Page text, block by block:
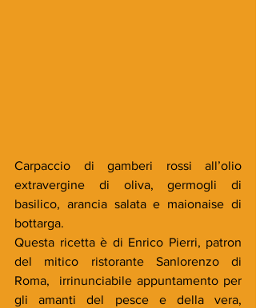
Carpaccio di gamberi rossi all’olio
extravergine di oliva, germogli di
basilico, arancia salata e maionaise di
bottarga.
Questa ricetta è di Enrico Pierri, patron
del mitico ristorante Sanlorenzo di
Roma,  irrinunciabile appuntamento per
gli amanti del pesce e della vera,